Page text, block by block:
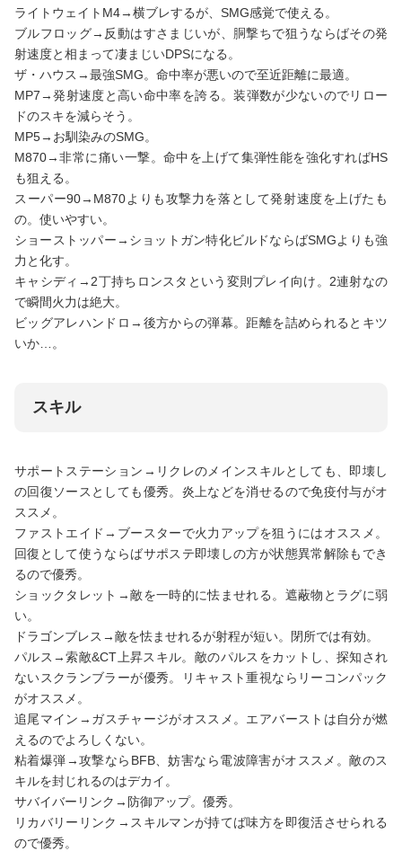
ライトウェイトM4→横ブレするが、SMG感覚で使える。
ブルフロッグ→反動はすさまじいが、胴撃ちで狙うならばその発
射速度と相まって凄まじいDPSになる。
ザ・ハウス→最強SMG。命中率が悪いので至近距離に最適。
MP7→発射速度と高い命中率を誇る。装弾数が少ないのでリロー
ドのスキを減らそう。
MP5→お馴染みのSMG。
M870→非常に痛い一撃。命中を上げて集弾性能を強化すればHS
も狙える。
スーパー90→M870よりも攻撃力を落として発射速度を上げたも
の。使いやすい。
ショーストッパー→ショットガン特化ビルドならばSMGよりも強
力と化す。
キャシディ→2丁持ちロンスタという変則プレイ向け。2連射なの
で瞬間火力は絶大。
ビッグアレハンドロ→後方からの弾幕。距離を詰められるとキツ
いか…。
スキル
サポートステーション→リクレのメインスキルとしても、即壊し
の回復ソースとしても優秀。炎上などを消せるので免疫付与がオ
ススメ。
ファストエイド→ブースターで火力アップを狙うにはオススメ。
回復として使うならばサポステ即壊しの方が状態異常解除もでき
るので優秀。
ショックタレット→敵を一時的に怯ませれる。遮蔽物とラグに弱
い。
ドラゴンブレス→敵を怯ませれるが射程が短い。閉所では有効。
パルス→索敵&CT上昇スキル。敵のパルスをカットし、探知され
ないスクランブラーが優秀。リキャスト重視ならリーコンパック
がオススメ。
追尾マイン→ガスチャージがオススメ。エアバーストは自分が燃
えるのでよろしくない。
粘着爆弾→攻撃ならBFB、妨害なら電波障害がオススメ。敵のス
キルを封じれるのはデカイ。
サバイバーリンク→防御アップ。優秀。
リカバリーリンク→スキルマンが持てば味方を即復活させられる
ので優秀。